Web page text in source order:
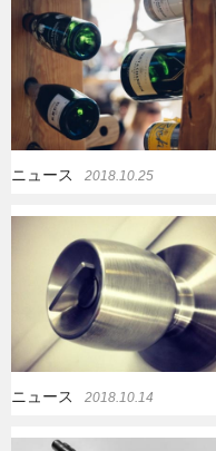
副業
暮らし
ニュース 2018.10.25
ニュース 2018.10.14